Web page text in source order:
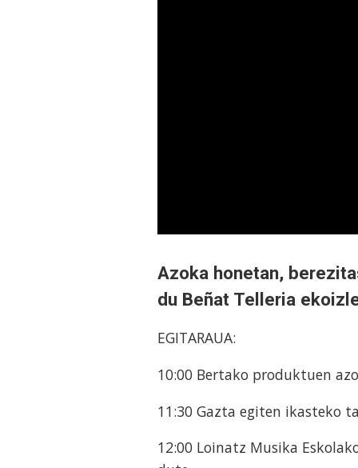
Azoka honetan,
du Beñat Telleria
EGITARAUA:
10:00 Bertako produktuen
11:30 Gazta egiten ikasteko
12:00 Loinatz Musika